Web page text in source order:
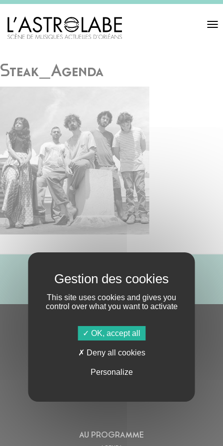
Toggle
Steak_Agenda
ABONNE-TOI !
S'ABONNER À LA NEWSLETTER
AU PROGRAMME
This site uses cookies and gives you
control over what you want to activate
OK, accept all
Deny all cookies
Personalize